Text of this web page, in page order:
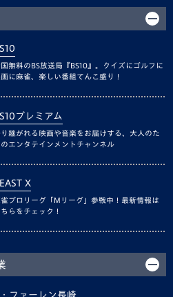
無料のBS放送局『BS10』。クイズにゴルフに
画に麻雀、楽しい番組てんこ盛り！
プレミアム
継がれる映画や音楽をお届けする、大人のた
のエンタテインメントチャンネル
X
雀プロリーグ「Mリーグ」参戦中！最新情報は
ちらをチェック！
ファーレン長崎